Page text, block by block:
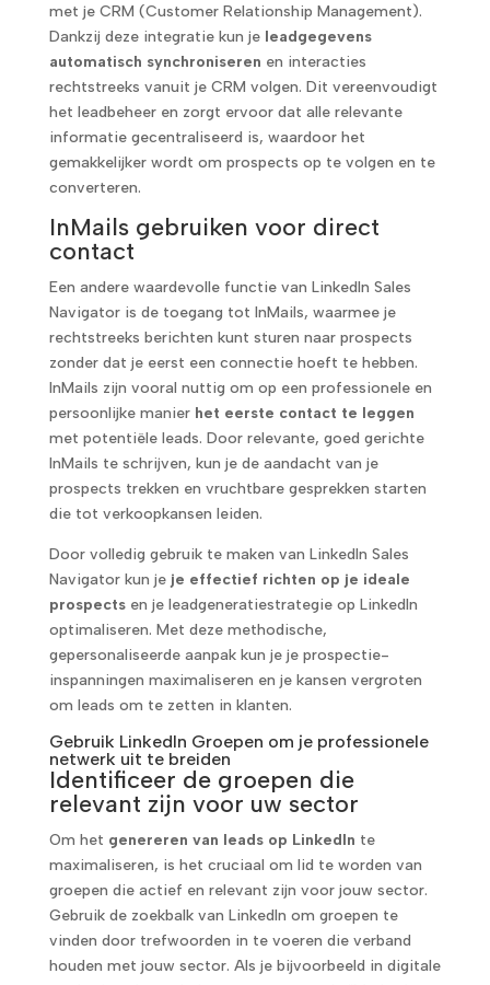
met je CRM (Customer Relationship Management).
Dankzij deze integratie kun je leadgegevens
automatisch synchroniseren en interacties
rechtstreeks vanuit je CRM volgen. Dit vereenvoudigt
het leadbeheer en zorgt ervoor dat alle relevante
informatie gecentraliseerd is, waardoor het
gemakkelijker wordt om prospects op te volgen en te
converteren.
InMails gebruiken voor direct
contact
Een andere waardevolle functie van LinkedIn Sales
Navigator is de toegang tot InMails, waarmee je
rechtstreeks berichten kunt sturen naar prospects
zonder dat je eerst een connectie hoeft te hebben.
InMails zijn vooral nuttig om op een professionele en
persoonlijke manier het eerste contact te leggen
met potentiële leads. Door relevante, goed gerichte
InMails te schrijven, kun je de aandacht van je
prospects trekken en vruchtbare gesprekken starten
die tot verkoopkansen leiden.
Door volledig gebruik te maken van LinkedIn Sales
Navigator kun je je effectief richten op je ideale
prospectsen je leadgeneratiestrategie op LinkedIn
optimaliseren. Met deze methodische,
gepersonaliseerde aanpak kun je je prospectie-
inspanningen maximaliseren en je kansen vergroten
om leads om te zetten in klanten.
Gebruik LinkedIn Groepen om je professionele
netwerk uit te breiden
Identificeer de groepen die
relevant zijn voor uw sector
Om het genereren van leads op LinkedIn te
maximaliseren, is het cruciaal om lid te worden van
groepen die actief en relevant zijn voor jouw sector.
Gebruik de zoekbalk van LinkedIn om groepen te
vinden door trefwoorden in te voeren die verband
houden met jouw sector. Als je bijvoorbeeld in digitale